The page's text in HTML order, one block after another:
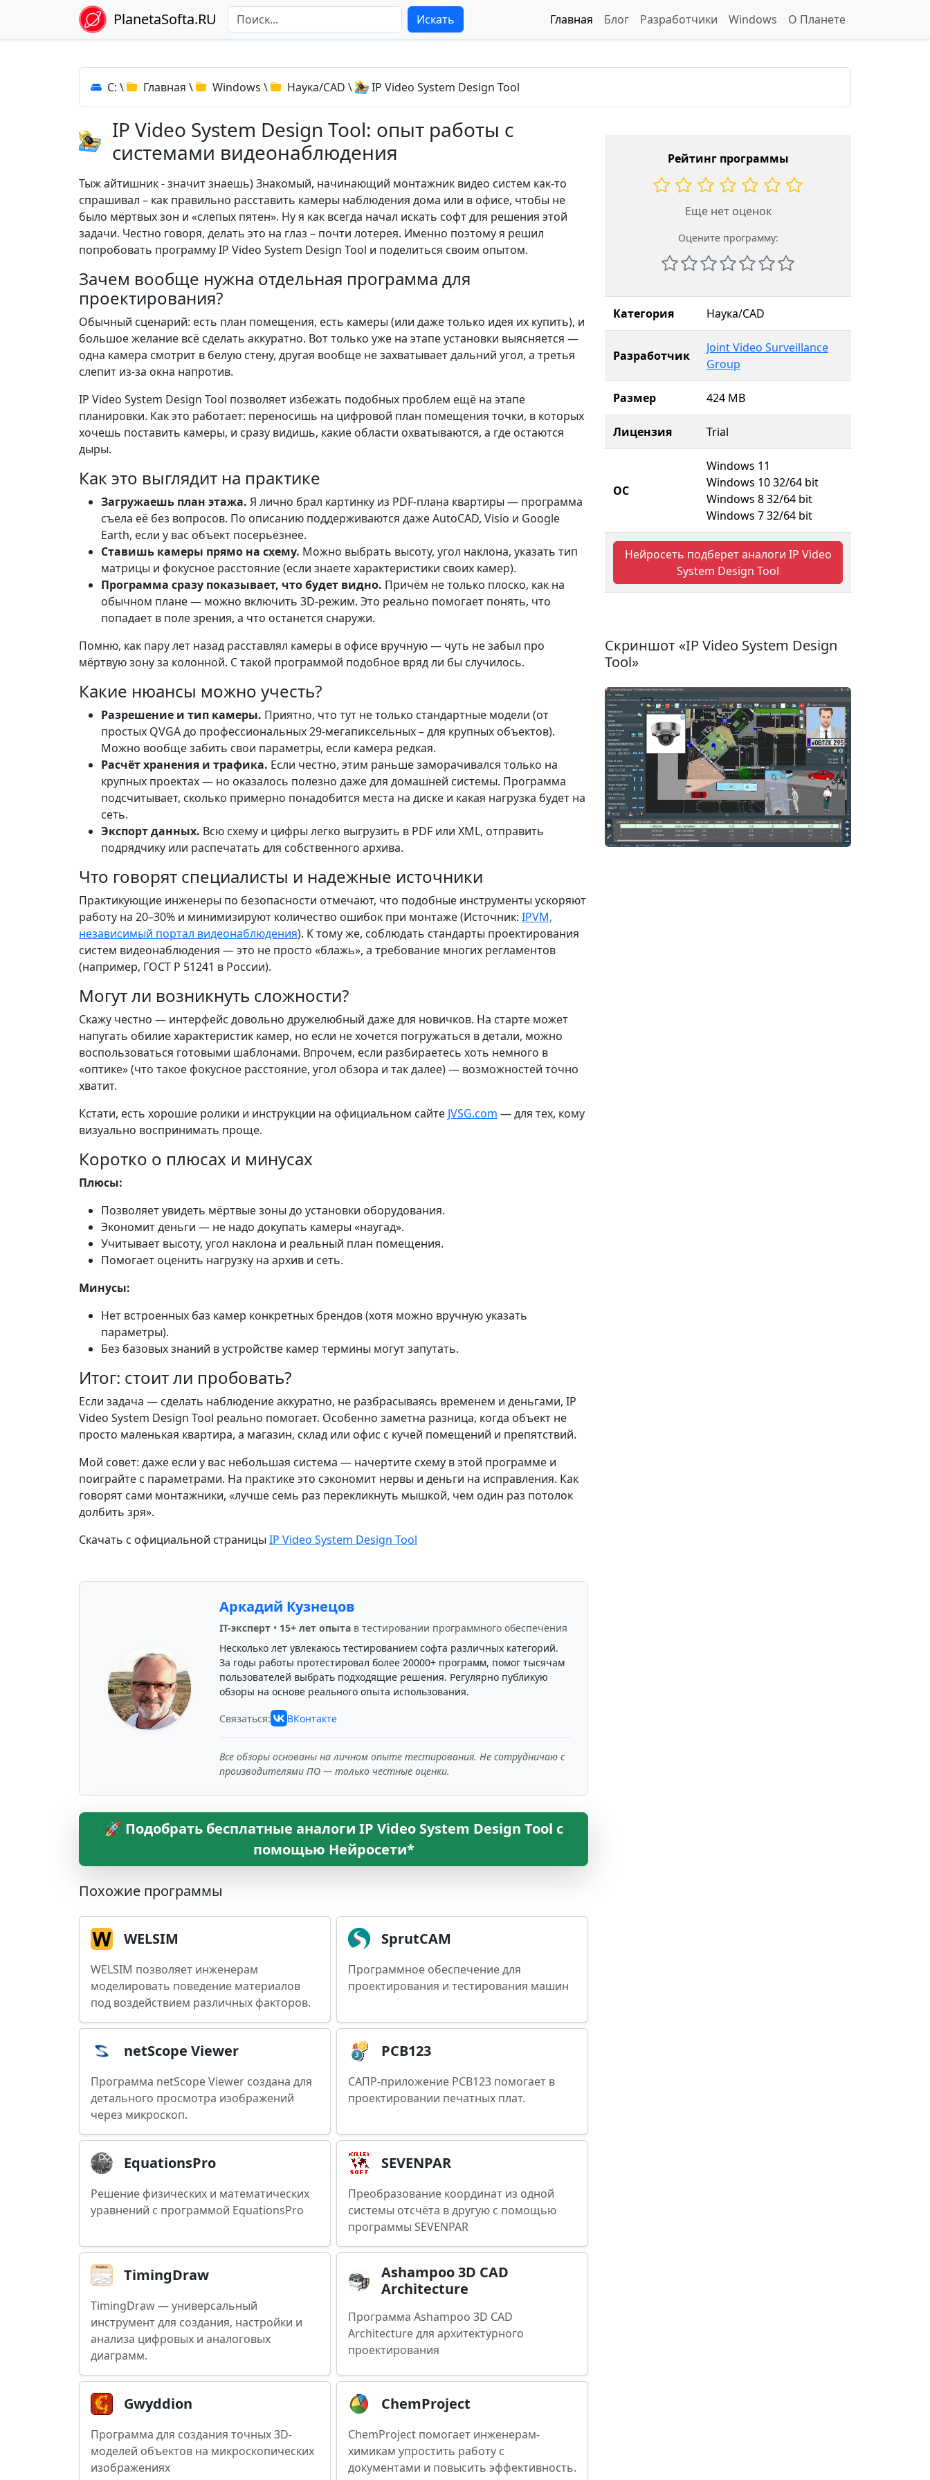
PlanetaSofta.RU Искать Главная Блог Разработчики Windows О Планете
C: \ Главная \ Windows \ Наука/CAD \ IP Video System Design Tool
IP Video System Design Tool: опыт работы с
системами видеонаблюдения
Тыж айтишник - значит знаешь) Знакомый, начинающий монтажник видео систем как-то
спрашивал – как правильно расставить камеры наблюдения дома или в офисе, чтобы не
было мёртвых зон и «слепых пятен». Ну я как всегда начал искать софт для решения этой
задачи. Честно говоря, делать это на глаз – почти лотерея. Именно поэтому я решил
попробовать программу IP Video System Design Tool и поделиться своим опытом.
Зачем вообще нужна отдельная программа для
проектирования?
Обычный сценарий: есть план помещения, есть камеры (или даже только идея их купить), и
большое желание всё сделать аккуратно. Вот только уже на этапе установки выясняется —
одна камера смотрит в белую стену, другая вообще не захватывает дальний угол, а третья
слепит из-за окна напротив.
IP Video System Design Tool позволяет избежать подобных проблем ещё на этапе
планировки. Как это работает: переносишь на цифровой план помещения точки, в которых
хочешь поставить камеры, и сразу видишь, какие области охватываются, а где остаются
дыры.
Как это выглядит на практике
Загружаешь план этажа. Я лично брал картинку из PDF-плана квартиры — программа
съела её без вопросов. По описанию поддерживаются даже AutoCAD, Visio и Google
Earth, если у вас объект посерьёзнее.
Ставишь камеры прямо на схему. Можно выбрать высоту, угол наклона, указать тип
матрицы и фокусное расстояние (если знаете характеристики своих камер).
Программа сразу показывает, что будет видно. Причём не только плоско, как на
обычном плане — можно включить 3D-режим. Это реально помогает понять, что
попадает в поле зрения, а что останется снаружи.
Помню, как пару лет назад расставлял камеры в офисе вручную — чуть не забыл про
мёртвую зону за колонной. С такой программой подобное вряд ли бы случилось.
Какие нюансы можно учесть?
Разрешение и тип камеры. Приятно, что тут не только стандартные модели (от
простых QVGA до профессиональных 29-мегапиксельных – для крупных объектов).
Можно вообще забить свои параметры, если камера редкая.
Расчёт хранения и трафика. Если честно, этим раньше заморачивался только на
крупных проектах — но оказалось полезно даже для домашней системы. Программа
подсчитывает, сколько примерно понадобится места на диске и какая нагрузка будет на
сеть.
Экспорт данных. Всю схему и цифры легко выгрузить в PDF или XML, отправить
подрядчику или распечатать для собственного архива.
Что говорят специалисты и надежные источники
Практикующие инженеры по безопасности отмечают, что подобные инструменты ускоряют
работу на 20–30% и минимизируют количество ошибок при монтаже (Источник: IPVM,
независимый портал видеонаблюдения). К тому же, соблюдать стандарты проектирования
систем видеонаблюдения — это не просто «блажь», а требование многих регламентов
(например, ГОСТ Р 51241 в России).
Могут ли возникнуть сложности?
Скажу честно — интерфейс довольно дружелюбный даже для новичков. На старте может
напугать обилие характеристик камер, но если не хочется погружаться в детали, можно
воспользоваться готовыми шаблонами. Впрочем, если разбираетесь хоть немного в
«оптике» (что такое фокусное расстояние, угол обзора и так далее) — возможностей точно
хватит.
Кстати, есть хорошие ролики и инструкции на официальном сайте JVSG.com — для тех, кому
визуально воспринимать проще.
Коротко о плюсах и минусах
Плюсы:
Позволяет увидеть мёртвые зоны до установки оборудования.
Экономит деньги — не надо докупать камеры «наугад».
Учитывает высоту, угол наклона и реальный план помещения.
Помогает оценить нагрузку на архив и сеть.
Минусы:
Нет встроенных баз камер конкретных брендов (хотя можно вручную указать
параметры).
Без базовых знаний в устройстве камер термины могут запутать.
Итог: стоит ли пробовать?
Если задача — сделать наблюдение аккуратно, не разбрасываясь временем и деньгами, IP
Video System Design Tool реально помогает. Особенно заметна разница, когда объект не
просто маленькая квартира, а магазин, склад или офис с кучей помещений и препятствий.
Мой совет: даже если у вас небольшая система — начертите схему в этой программе и
поиграйте с параметрами. На практике это сэкономит нервы и деньги на исправления. Как
говорят сами монтажники, «лучше семь раз перекликнуть мышкой, чем один раз потолок
долбить зря».
Скачать с официальной страницы IP Video System Design Tool
Аркадий Кузнецов
IT-эксперт• 15+ лет опытав тестировании программного обеспечения
Несколько лет увлекаюсь тестированием софта различных категорий.
За годы работы протестировал более 20000+ программ, помог тысячам
пользователей выбрать подходящие решения. Регулярно публикую
обзоры на основе реального опыта использования.
Связаться: ВКонтакте
Все обзоры основаны на личном опыте тестирования. Не сотрудничаю с
производителями ПО — только честные оценки.
🚀 Подобрать бесплатные аналоги IP Video System Design Tool с
помощью Нейросети*
Похожие программы
WELSIM
WELSIM позволяет инженерам
моделировать поведение материалов
под воздействием различных факторов.
SprutCAM
Программное обеспечение для
проектирования и тестирования машин
netScope Viewer
Программа netScope Viewer создана для
детального просмотра изображений
через микроскоп.
PCB123
САПР-приложение PCB123 помогает в
проектировании печатных плат.
EquationsPro
Решение физических и математических
уравнений с программой EquationsPro
SEVENPAR
Преобразование координат из одной
системы отсчёта в другую с помощью
программы SEVENPAR
TimingDraw
TimingDraw — универсальный
инструмент для создания, настройки и
анализа цифровых и аналоговых
диаграмм.
Ashampoo 3D CAD
Architecture
Программа Ashampoo 3D CAD
Architecture для архитектурного
проектирования
Gwyddion
Программа для создания точных 3D-
моделей объектов на микроскопических
изображениях
ChemProject
ChemProject помогает инженерам-
химикам упростить работу с
документами и повысить эффективность.
Рейтинг программы
Еще нет оценок
Оцените программу:
Категория Наука/CAD
Разработчик
Joint Video Surveillance
Group
Размер 424 MB
Лицензия Trial
ОС
Windows 11
Windows 10 32/64 bit
Windows 8 32/64 bit
Windows 7 32/64 bit
Нейросеть подберет аналоги IP Video
System Design Tool
Скриншот «IP Video System Design
Tool»